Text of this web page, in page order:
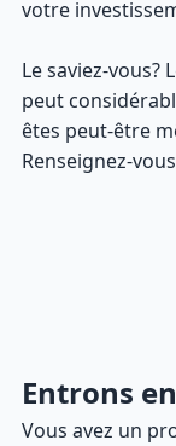
votre
Le saviez-vous?
peut
êtes peut-être
Renseignez-
Entrons
Vous avez un